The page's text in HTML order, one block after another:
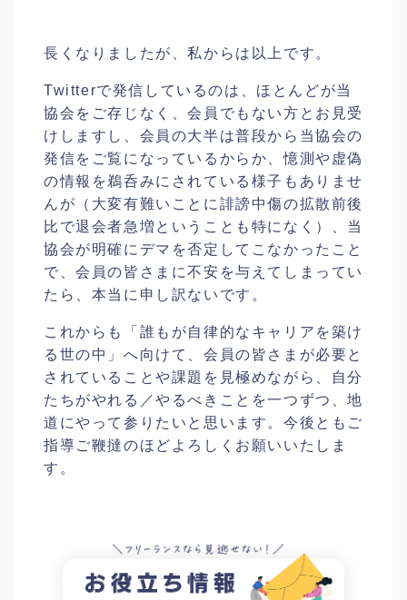
長くなりましたが、私からは以上です。
Twitterで発信しているのは、ほとんどが当
協会をご存じなく、会員でもない方とお見受
けしますし、会員の大半は普段から当協会の
発信をご覧になっているからか、憶測や虚偽
の情報を鵜呑みにされている様子もありませ
んが（大変有難いことに誹謗中傷の拡散前後
比で退会者急増ということも特になく）、当
協会が明確にデマを否定してこなかったこと
で、会員の皆さまに不安を与えてしまってい
たら、本当に申し訳ないです。
これからも「誰もが自律的なキャリアを築け
る世の中」へ向けて、会員の皆さまが必要と
されていることや課題を見極めながら、自分
たちがやれる／やるべきことを一つずつ、地
道にやって参りたいと思います。今後ともご
指導ご鞭撻のほどよろしくお願いいたしま
す。